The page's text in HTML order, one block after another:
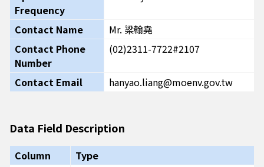
Frequency
Contact Name
Mr. 梁翰堯
Contact Phone
Number
(02)2311-7722#2107
Contact Email hanyao.liang@moenv.gov.tw
Data Field Description
Column
Type